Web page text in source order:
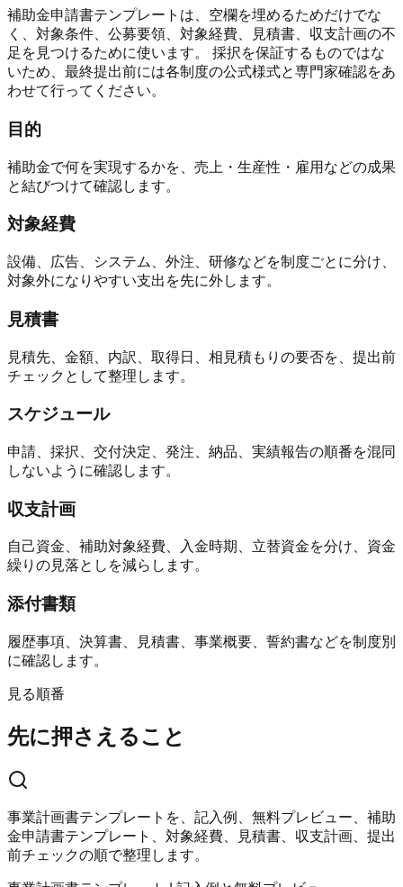
補助金申請書テンプレートは、空欄を埋めるためだけでな
く、対象条件、公募要領、対象経費、見積書、収支計画の不
足を見つけるために使います。 採択を保証するものではな
いため、最終提出前には各制度の公式様式と専門家確認をあ
わせて行ってください。
目的
補助金で何を実現するかを、売上・生産性・雇用などの成果
と結びつけて確認します。
対象経費
設備、広告、システム、外注、研修などを制度ごとに分け、
対象外になりやすい支出を先に外します。
見積書
見積先、金額、内訳、取得日、相見積もりの要否を、提出前
チェックとして整理します。
スケジュール
申請、採択、交付決定、発注、納品、実績報告の順番を混同
しないように確認します。
収支計画
自己資金、補助対象経費、入金時期、立替資金を分け、資金
繰りの見落としを減らします。
添付書類
履歴事項、決算書、見積書、事業概要、誓約書などを制度別
に確認します。
見る順番
先に押さえること
事業計画書テンプレートを、記入例、無料プレビュー、補助
金申請書テンプレート、対象経費、見積書、収支計画、提出
前チェックの順で整理します。